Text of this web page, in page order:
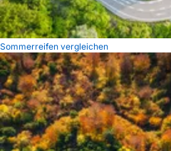
Sommerreifen vergleichen